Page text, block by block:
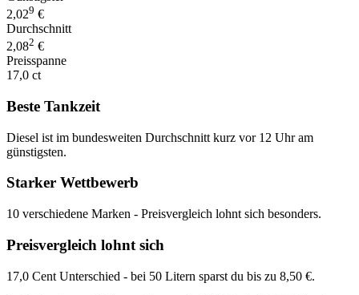
2,029 €
Durchschnitt
2,082 €
Preisspanne
17,0 ct
Beste Tankzeit
Diesel ist im bundesweiten Durchschnitt kurz vor 12 Uhr am
günstigsten.
Starker Wettbewerb
10 verschiedene Marken - Preisvergleich lohnt sich besonders.
Preisvergleich lohnt sich
17,0 Cent Unterschied - bei 50 Litern sparst du bis zu 8,50 €.